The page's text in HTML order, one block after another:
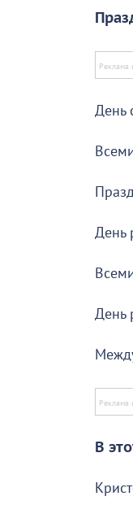
День
День
День
В